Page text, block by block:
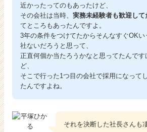
近かったってのもあったけど、
その会社は当時、 実務未経験者も歓迎して
てところもあったんですよ。
3年の条件をつけてたからそんなすぐOKい
社ないだろうと思って、
正直何個か当たろうかなと思ってたんです
ど、
そこで行った1つ目の会社で採用になって
たんですよね。
それを決断した社長さんも